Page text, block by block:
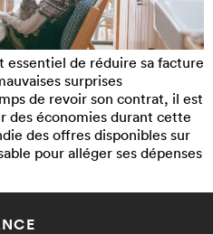
essentiel de réduire sa facture
surprises
de revoir son contrat, il est
des économies durant cette
des offres disponibles sur
pour alléger ses dépenses